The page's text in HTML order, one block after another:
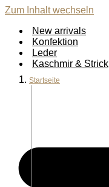
Zum Inhalt wechseln
New arrivals
Konfektion
Leder
Kaschmir & Strick
Startseite